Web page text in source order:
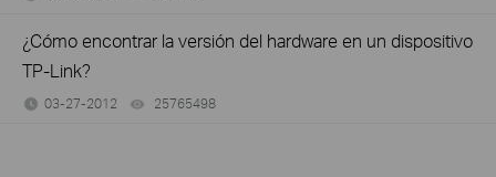
¿Cómo encontrar la versión del hardware en un dispositivo
TP-Link?
03-27-2012 25765498